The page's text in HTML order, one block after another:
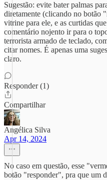
Sugestão: evite bater palmas
diretamente (clicando no botão
vitrine para ele, e as curtidas
comentário nojento ir para o
terrorista armado de teclado,
citar nomes. É apenas uma
claro.
Responder (1)
Compartilhar
Angélica Silva
Apr 14, 2024
No caso em questão, esse
botão "responder", pra que um